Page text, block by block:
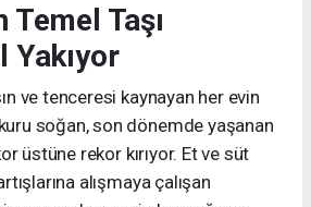
Temel Taşı
Yakıyor
ve tenceresi kaynayan her evin
soğan, son dönemde yaşanan
üstüne rekor kırıyor. Et ve süt
alışmaya çalışan